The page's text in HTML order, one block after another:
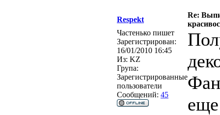
Respekt
Re:
Частенько пишет
Зарегистрирован:
16/01/2010 16:45
Из: KZ
Група:
Зарегистрированные
пользователи
Сообщений: 45